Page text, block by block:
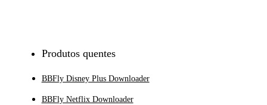
Produtos quentes
BBFly Disney Plus Downloader
BBFly Netflix Downloader